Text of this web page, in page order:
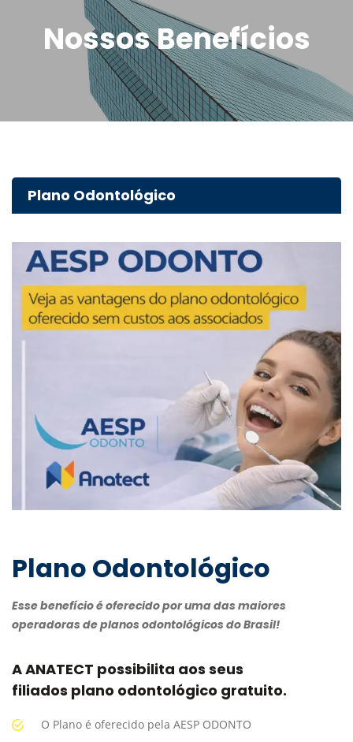
Nossos Benefícios
Plano Odontológico
Plano Odontológico
Esse benefício é oferecido por uma das maiores
operadoras de planos odontológicos do Brasil!
A ANATECT possibilita aos seus
filiados plano odontológico gratuito.
O Plano é oferecido pela AESP ODONTO